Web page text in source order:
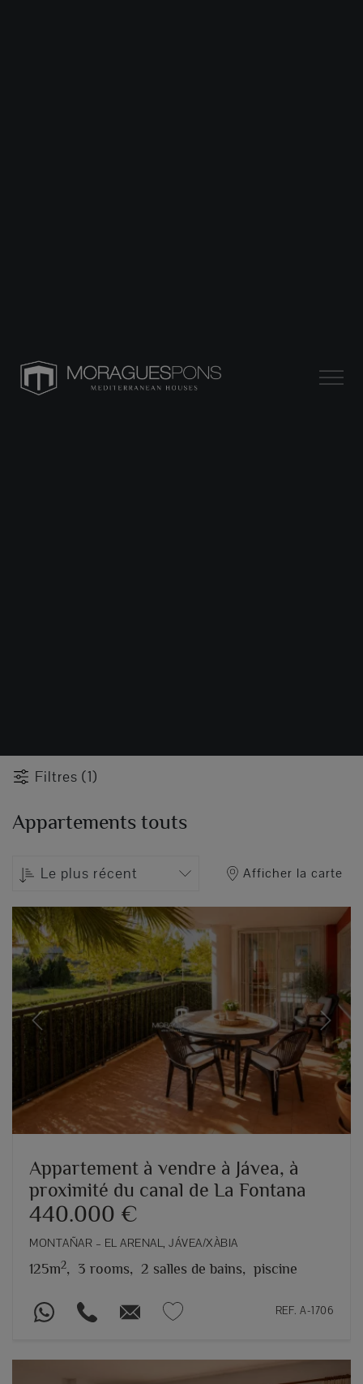
Filtres (1)
Appartements touts
Le plus récent Afficher la carte
Previous Next
Appartement à vendre à Jávea, à
proximité du canal de La Fontana
440.000 €
MONTAÑAR – EL ARENAL, JÁVEA/XÀBIA
125m2, 3 rooms, 2 salles de bains, piscine
REF. A-1706